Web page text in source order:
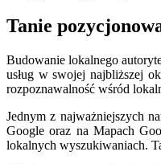
Tanie
Budowanie lokalnego
usług w swojej najbliższej
rozpoznawalność wśród
Jednym z najważniejszych
Google oraz na Mapach
lokalnych wyszukiwaniach.